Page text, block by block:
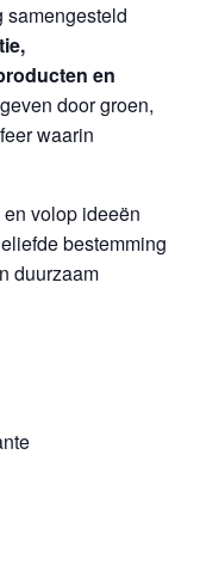
samengesteld
en
door groen,
waarin
volop ideeën
bestemming
duurzaam